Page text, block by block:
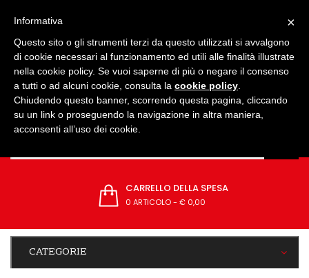
CARRELLO DELLA SPESA
0 ARTICOLO- € 0,00
CATEGORIE
×
Informativa
Questo sito o gli strumenti terzi da questo utilizzati si avvalgono
di cookie necessari al funzionamento ed utili alle finalità illustrate
nella cookie policy. Se vuoi saperne di più o negare il consenso
a tutti o ad alcuni cookie, consulta la cookie policy
Chiudendo questo banner, scorrendo questa pagina, cliccando
su un link o proseguendo la navigazione in altra maniera,
acconsenti all’uso dei cookie.